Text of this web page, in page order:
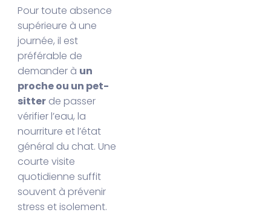
Pour toute absence
supérieure à une
journée, il est
préférable de
demander à un
proche ou un pet-
sitter de passer
vérifier l’eau, la
nourriture et l’état
général du chat. Une
courte visite
quotidienne suffit
souvent à prévenir
stress et isolement.